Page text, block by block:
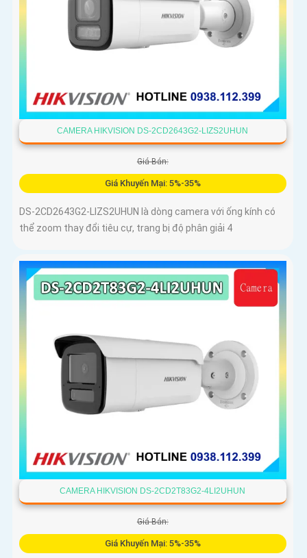
CAMERA HIKVISION DS-2CD2643G2-LIZS2UHUN
Giá Bán:
Giá Khuyến Mại: 5%-35%
DS-2CD2643G2-LIZS2UHUN là dòng camera với ống kính có
thể zoom thay đổi tiêu cự, trang bị độ phân giải 4
CAMERA HIKVISION DS-2CD2T83G2-4LI2UHUN
Giá Bán:
Giá Khuyến Mại: 5%-35%